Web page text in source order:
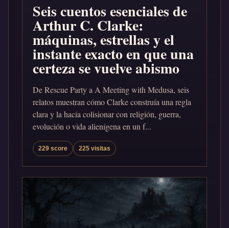
Seis cuentos esenciales de
Arthur C. Clarke:
máquinas, estrellas y el
instante exacto en que una
certeza se vuelve abismo
De Rescue Party a A Meeting with Medusa, seis
relatos muestran cómo Clarke construía una regla
clara y la hacía colisionar con religión, guerra,
evolución o vida alienígena en un f...
229 score 225 visitas